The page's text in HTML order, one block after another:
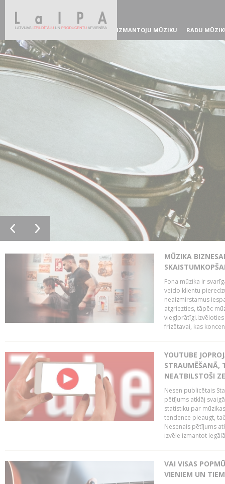
IZMANTOJU MŪZIKU RADU
MŪZIKA
Fona mūzika ir
veido klientu
neaizmirstamus
atgriezties, tāpēc
frizētavai, kas
YOUTUBE
STRAUMĒŠANĀ,
NEATBILSTOŠI
Nesen publicētais
pētījums atklāj
statistiku par
tendence pieaugt,
Nesenais pētījums
izvēle izmantot
VAI VISAS
VIENIEM UN